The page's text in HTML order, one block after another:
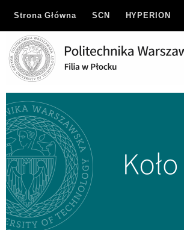
Strona Główna SCN HYPERION